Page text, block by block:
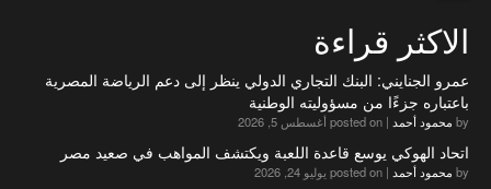
الاكثر قراءة
عمرو الجنايني: البنك التجاري الدولي ينظر إلى دعم الرياضة المصرية
باعتباره جزءًا من مسؤوليته الوطنية
by محمود أحمد | posted on أغسطس 5, 2026
اتحاد الهوكي يوسع قاعدة اللعبة ويكتشف المواهب في صعيد مصر
by محمود أحمد | posted on يوليو 24, 2026